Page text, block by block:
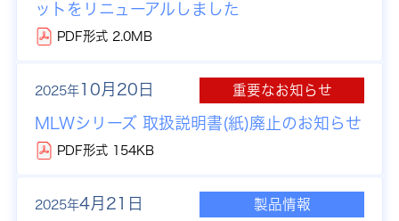
ットをリニューアルしました
PDF形式 2.0MB
2025年10月20日 重要なお知らせ
MLWシリーズ 取扱説明書(紙)廃止のお知らせ
PDF形式 154KB
2025年4月21日 製品情報